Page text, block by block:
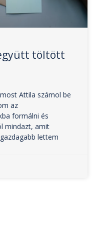
töltött
Attila számol be
az
formálni és
mindazt, amit
lettem